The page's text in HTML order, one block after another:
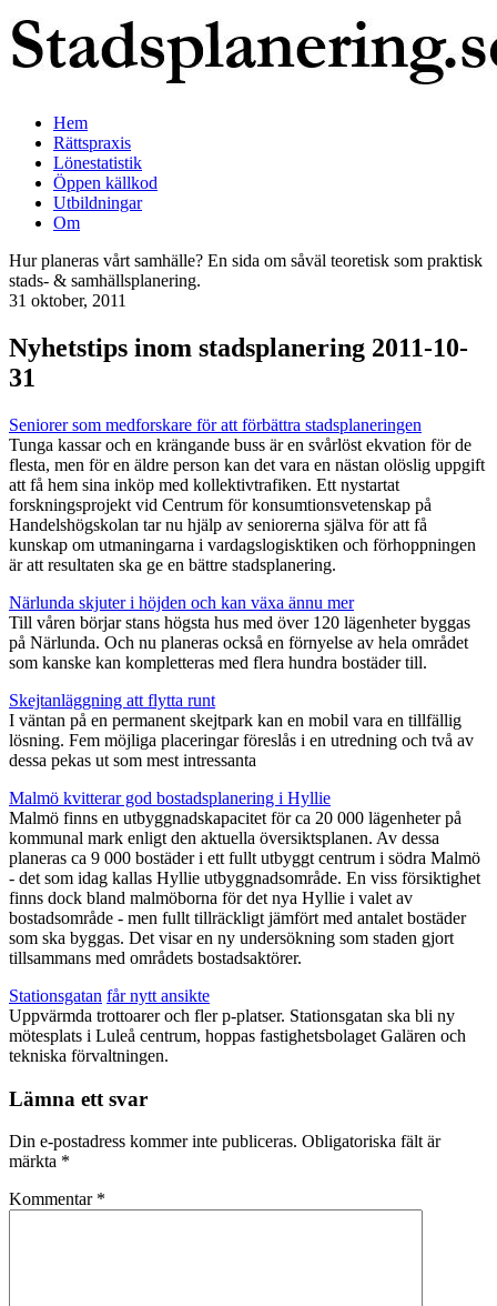
Hem
Rättspraxis
Lönestatistik
Öppen källkod
Utbildningar
Om
Hur planeras vårt samhälle? En sida om såväl teoretisk som praktisk
stads- & samhällsplanering.
31 oktober, 2011
Nyhetstips inom stadsplanering 2011-10-
31
Seniorer som medforskare för att förbättra stadsplaneringen
Tunga kassar och en krängande buss är en svårlöst ekvation för de
flesta, men för en äldre person kan det vara en nästan olöslig uppgift
att få hem sina inköp med kollektivtrafiken. Ett nystartat
forskningsprojekt vid Centrum för konsumtionsvetenskap på
Handelshögskolan tar nu hjälp av seniorerna själva för att få
kunskap om utmaningarna i vardagslogisktiken och förhoppningen
är att resultaten ska ge en bättre stadsplanering.
Närlunda skjuter i höjden och kan växa ännu mer
Till våren börjar stans högsta hus med över 120 lägenheter byggas
på Närlunda. Och nu planeras också en förnyelse av hela området
som kanske kan kompletteras med flera hundra bostäder till.
Skejtanläggning att flytta runt
I väntan på en permanent skejtpark kan en mobil vara en tillfällig
lösning. Fem möjliga placeringar föreslås i en utredning och två av
dessa pekas ut som mest intressanta
Malmö kvitterar god bostadsplanering i Hyllie
Malmö finns en utbyggnadskapacitet för ca 20 000 lägenheter på
kommunal mark enligt den aktuella översiktsplanen. Av dessa
planeras ca 9 000 bostäder i ett fullt utbyggt centrum i södra Malmö
- det som idag kallas Hyllie utbyggnadsområde. En viss försiktighet
finns dock bland malmöborna för det nya Hyllie i valet av
bostadsområde - men fullt tillräckligt jämfört med antalet bostäder
som ska byggas. Det visar en ny undersökning som staden gjort
tillsammans med områdets bostadsaktörer.
Stationsgatan får nytt ansikte
Uppvärmda trottoarer och fler p-platser. Stationsgatan ska bli ny
mötesplats i Luleå centrum, hoppas fastighetsbolaget Galären och
tekniska förvaltningen.
Lämna ett svar
Din e-postadress kommer inte publiceras. Obligatoriska fält är
märkta *
Kommentar *